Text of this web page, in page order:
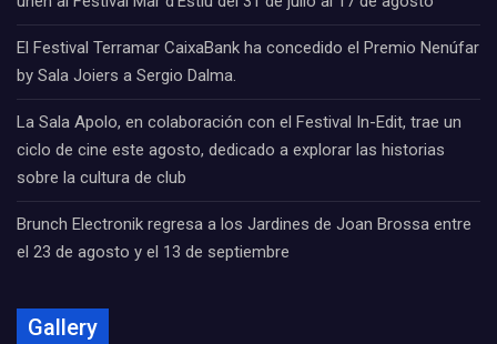
El Festival Terramar CaixaBank ha concedido el Premio Nenúfar
by Sala Joiers a Sergio Dalma.
La Sala Apolo, en colaboración con el Festival In-Edit, trae un
ciclo de cine este agosto, dedicado a explorar las historias
sobre la cultura de club
Brunch Electronik regresa a los Jardines de Joan Brossa entre
el 23 de agosto y el 13 de septiembre
Gallery